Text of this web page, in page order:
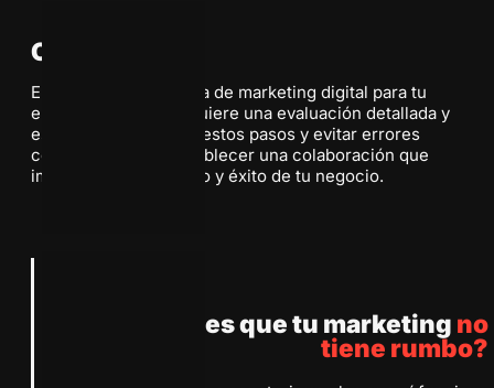
Conclusión
Elegir la mejor agencia de marketing digital para tu
empresa en 2025 requiere una evaluación detallada y
estratégica. Al seguir estos pasos y evitar errores
comunes, podrás establecer una colaboración que
impulse el crecimiento y éxito de tu negocio.
¿Sientes que tu marketing no
tiene rumbo?